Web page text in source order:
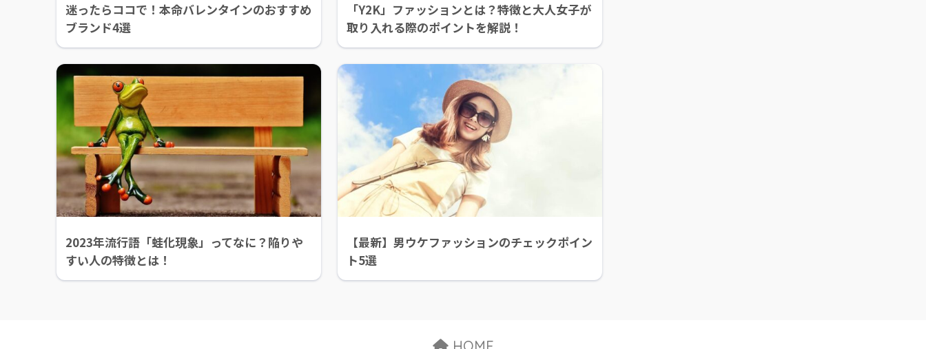
迷ったらココで！本命バレンタインのおすすめ
ブランド4選
「Y2K」ファッションとは？特徴と大人女子が
取り入れる際のポイントを解説！
2023年流行語「蛙化現象」ってなに？陥りや
すい人の特徴とは！
【最新】男ウケファッションのチェックポイン
ト5選